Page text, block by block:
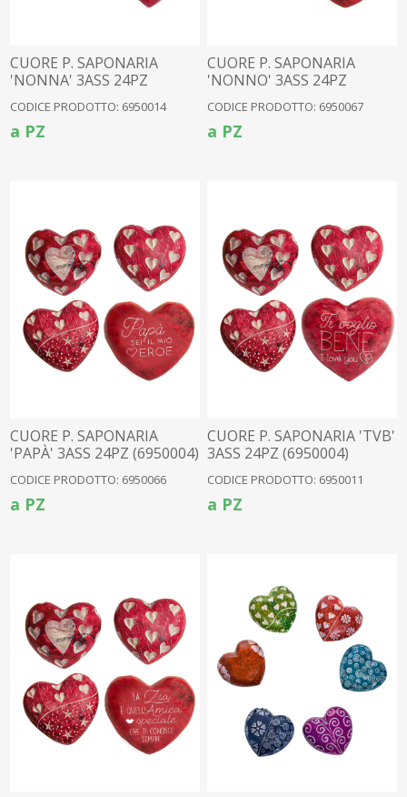
CUORE P. SAPONARIA
'NONNA' 3ASS 24PZ
CODICE PRODOTTO: 6950014
a PZ
CUORE P. SAPONARIA
'NONNO' 3ASS 24PZ
CODICE PRODOTTO: 6950067
a PZ
CUORE P. SAPONARIA
'PAPÀ' 3ASS 24PZ (6950004)
CODICE PRODOTTO: 6950066
a PZ
CUORE P. SAPONARIA 'TVB'
3ASS 24PZ (6950004)
CODICE PRODOTTO: 6950011
a PZ